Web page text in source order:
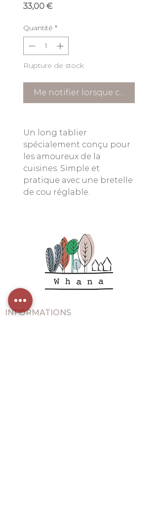
33,00 €Prix
Quantité *
Rupture de stock
Me notifier lorsque cet article
Un long tablier
spécialement conçu pour
les amoureux de la
cuisines. Simple et
pratique avec une bretelle
de cou réglable.
INFORMATIONS